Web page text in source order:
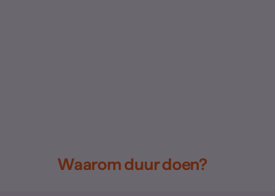
Waarom duur doen?